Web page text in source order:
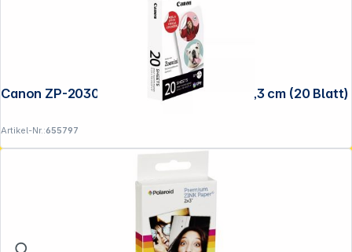
Canon ZP-2030-2C ZINK Circle Sticker 3,3 cm (20 Blatt)
Artikel-Nr.:655797